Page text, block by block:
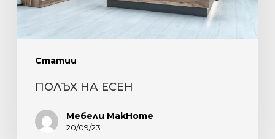
Статии
ПОЛЪХ НА ЕСЕН
Мебели MakHome
20/09/23